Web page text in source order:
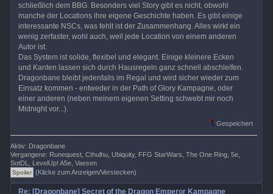
schließlich dem BBG. Besonders viel Story gibt es nicht, obwohl
manche der Locations ihre eigene Geschichte haben. Es gibt einige
interessante NSCs, was fehlt ist der Zusammenhang. Alles wirkt ein
wenig zerfaster, wohl auch, weil jede Location von einem anderen
Autor ist.
Das System ist solide, flexibel und elegant. Einige kleinere Ecken
und Kanten lassen sich durch Hausregeln ganz schnell abschleifen.
Dragonbane bleibt jedenfalls im Regal und wird sicher wieder zum
Einsatz kommen - entweder in der Path of Glory Kampagne, oder
einer anderen (neben meinem eigenen Setting schwebt mir noch
Midnight vor...).
Gespeichert
Aktiv: Dragonbane
Vergangene: Runequest, Cthulhu, Ubiquity, FFG StarWars, The One Ring, 5e,
SotDL, LevelUp! A5e, Vaesen
(Klicke zum Anzeigen/Verstecken)
Re: [Dragonbane] Secret of the Dragon Emperor Kampagne